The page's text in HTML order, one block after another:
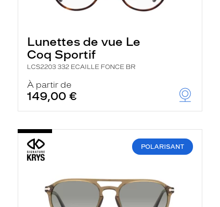
Lunettes de vue Le
Coq Sportif
LCS2203 332 ECAILLE FONCE BR
À partir de
149,00 €
POLARISANT